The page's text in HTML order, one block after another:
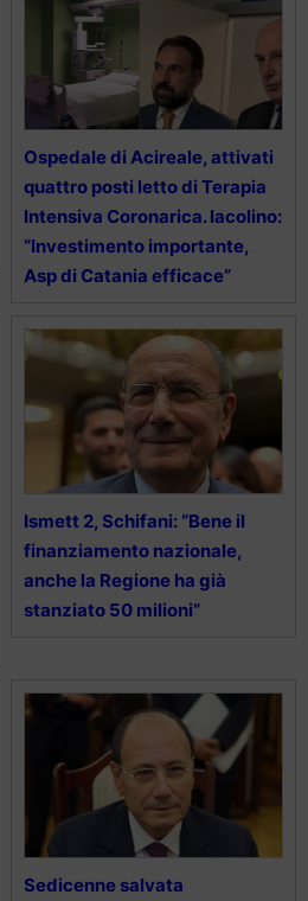
Ospedale di Acireale, attivati
quattro posti letto di Terapia
Intensiva Coronarica. Iacolino:
“Investimento importante,
Asp di Catania efficace”
Ismett 2, Schifani: “Bene il
finanziamento nazionale,
anche la Regione ha già
stanziato 50 milioni”
Sedicenne salvata